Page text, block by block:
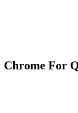
Chrome For